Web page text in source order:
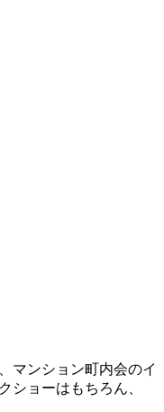
マンション町内会のイ
ショーはもちろん、